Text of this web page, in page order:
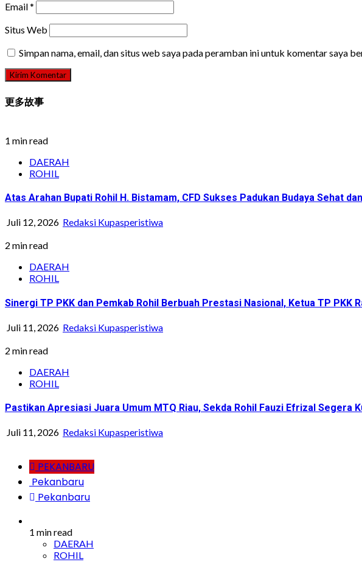
Email*
Situs Web
Simpan nama, email, dan situs web saya pada peramban ini untuk komentar saya
更多故事
1 min read
DAERAH
ROHIL
Atas Arahan Bupati Rohil H. Bistamam, CFD Sukses Padukan Budaya Sehat
Juli 12, 2026 Redaksi Kupasperistiwa
2 min read
DAERAH
ROHIL
Sinergi TP PKK dan Pemkab Rohil Berbuah Prestasi Nasional, Ketua TP PKK
Juli 11, 2026 Redaksi Kupasperistiwa
2 min read
DAERAH
ROHIL
Pastikan Apresiasi Juara Umum MTQ Riau, Sekda Rohil Fauzi Efrizal Segera
Juli 11, 2026 Redaksi Kupasperistiwa
PEKANBARU
Pekanbaru
Pekanbaru
1 min read
DAERAH
ROHIL